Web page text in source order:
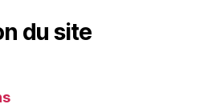
du site